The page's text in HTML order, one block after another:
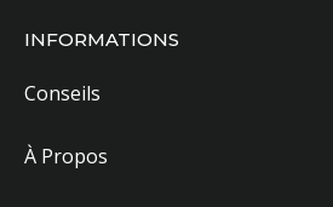
INFORMATIONS
Conseils
À Propos